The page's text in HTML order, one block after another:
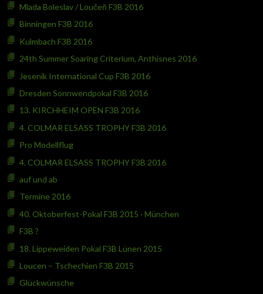
Mlada Boleslav / Loučeň F3B 2016
Binningen F3B 2016
Kulmbach F3B 2016
24th Summer Soaring Criterium, Anthisnes 2016
Jesenik International Cup F3B 2016
Dresden Sonnwendpokal F3B 2016
13. KIRCHHEIM OPEN F3B 2016
4. COLMAR ELSASS TROPHY F3B 2016
Pro Modellflug
4. COLMAR ELSASS TROPHY F3B 2016
auf und ab
Termine 2016
40. Oktoberfest-Pokal F3B 2015 · München
F3B ?
18. Lippeweiden Pokal F3B Lünen 2015
Loucen – Tschechien F3B 2015
Glückwünsche